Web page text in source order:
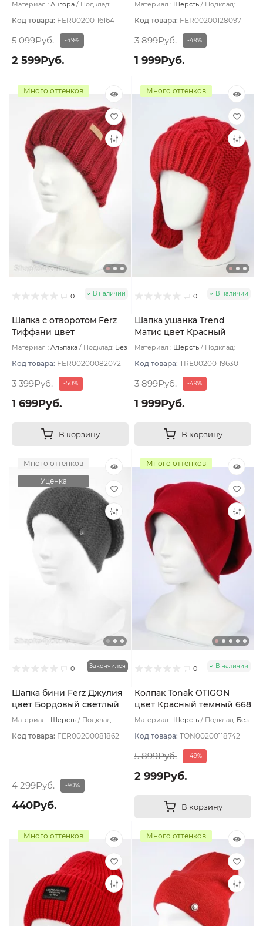
Материал : Ангора
Подклад:
Код товара: FER00200116164
5 099Руб. -49%
2 599Руб.
Материал : Шерсть
Подклад:
Код товара: FER00200128097
3 899Руб. -49%
1 999Руб.
Много оттенков
0 В наличии
Шапка с отворотом Ferz
Тиффани цвет
Викторианский красный
Материал : Альпака Подклад: Без
Код товара: FER00200082072
3 399Руб. -50%
1 699Руб.
В корзину
Много оттенков
0 В наличии
Шапка ушанка Trend
Матис цвет Красный
размер 56-58
Материал : Шерсть
Подклад:
Код товара: TRE00200119630
3 899Руб. -49%
1 999Руб.
В корзину
Много оттенков
Уценка
0 Закончился
Шапка бини Ferz Джулия
цвет Бордовый светлый
Материал : Шерсть
Подклад:
Код товара: FER00200081862
4 299Руб. -90%
440Руб.
Много оттенков
0 В наличии
Колпак Tonak OTIGON
цвет Красный темный 668
Материал : Шерсть Подклад: Без
Код товара: TON00200118742
5 899Руб. -49%
2 999Руб.
В корзину
Много оттенков Много оттенков